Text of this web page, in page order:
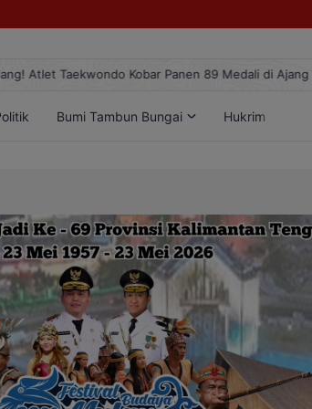
Taekwondo Kobar Panen 89 Medali di Ajang
Bumi Tambun Bungai Hukrim